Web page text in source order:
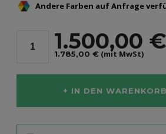
Andere Farben auf Anfrage
1.500,00 €
1.785,00 € (mit MwSt)
IN DEN WARENKORB